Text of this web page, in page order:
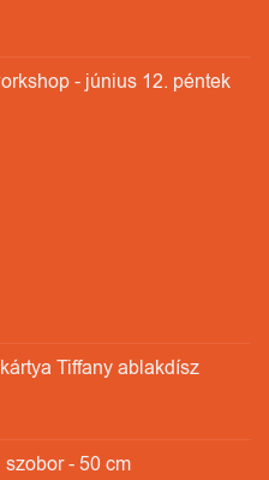
- június 12. péntek
Tiffany ablakdísz
- 50 cm